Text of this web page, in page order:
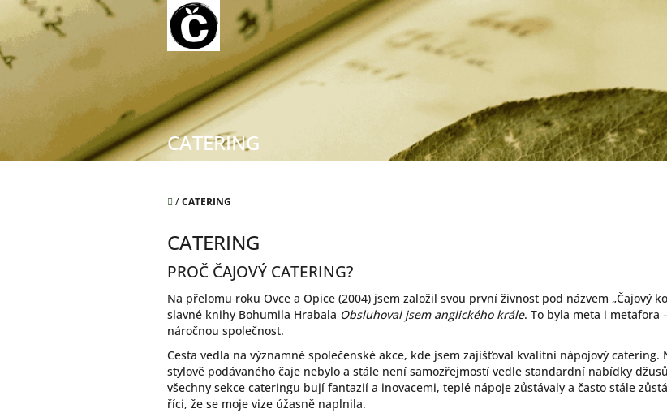
Přejít
na
obsah
CATERING
Domů
/CATERING
CATERING
PROČ ČAJOVÝ CATERING?
Na přelomu roku Ovce a Opice (2004) jsem založil svou první živnost pod názvem „Čajový
slavné knihy Bohumila Hrabala Obsluhoval jsem anglického krále. To byla meta i metafora
náročnou společnost.
Cesta vedla na významné společenské akce, kde jsem zajišťoval kvalitní nápojový
stylově podávaného čaje nebylo a stále není samozřejmostí vedle standardní nabídky
všechny sekce cateringu bují fantazií a inovacemi, teplé nápoje zůstávaly a často stále
říci, že se moje vize úžasně naplnila.